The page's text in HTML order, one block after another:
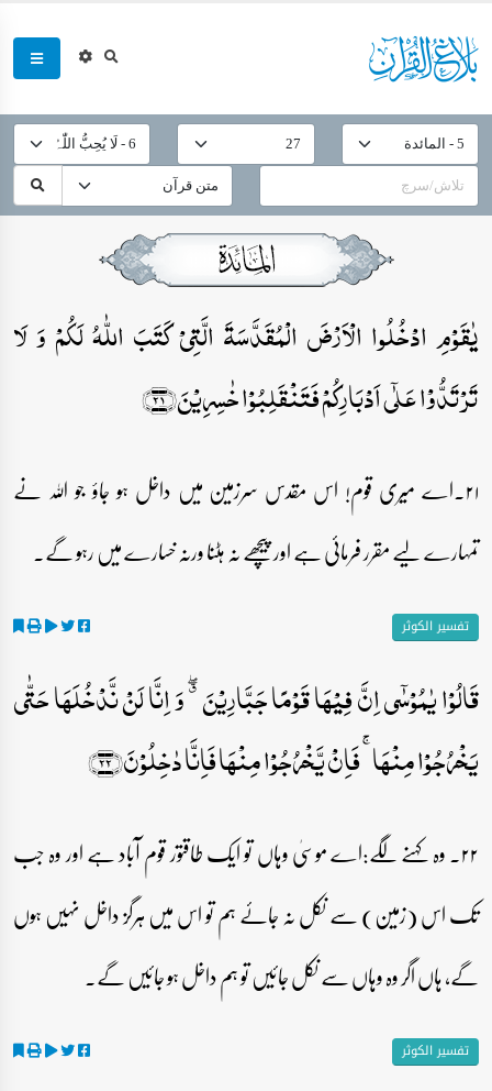
یٰقَوۡمِ ادۡخُلُوا الۡاَرۡضَ الۡمُقَدَّسَۃَ الَّتِیۡ کَتَبَ اللّٰہُ لَکُمۡ وَ لَا
تَرۡتَدُّوۡا عَلٰۤی اَدۡبَارِکُمۡ فَتَنۡقَلِبُوۡا خٰسِرِیۡنَ﴿۲۱﴾
۲۱۔اے میری قوم! اس مقدس سرزمین میں داخل ہو جاؤ جو اللہ نے
تمہارے لیے مقرر فرمائی ہے اور پیچھے نہ ہٹنا ورنہ خسارے میں رہو گے۔
تفسیر الکوثر
قَالُوۡا یٰمُوۡسٰۤی اِنَّ فِیۡہَا قَوۡمًا جَبَّارِیۡنَ ٭ۖ وَ اِنَّا لَنۡ نَّدۡخُلَہَا حَتّٰی
یَخۡرُجُوۡا مِنۡہَا ۚ فَاِنۡ یَّخۡرُجُوۡا مِنۡہَا فَاِنَّا دٰخِلُوۡنَ﴿۲۲﴾
۲۲۔ وہ کہنے لگے:اے موسیٰ وہاں تو ایک طاقتور قوم آباد ہے اور وہ جب
تک اس (زمین) سے نکل نہ جائے ہم تو اس میں ہرگز داخل نہیں ہوں
گے، ہاں اگر وہ وہاں سے نکل جائیں تو ہم داخل ہو جائیں گے۔
تفسیر الکوثر